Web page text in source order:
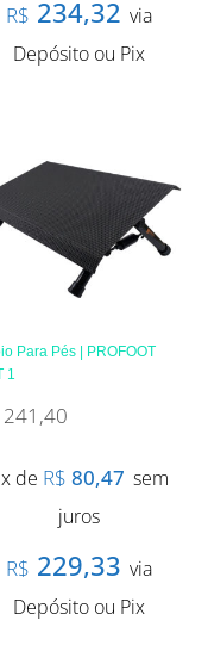
R$ 234,32 via
Depósito ou Pix
Para Pés | PROFOOT
1
241,40
de R$ 80,47 sem
juros
R$ 229,33 via
Depósito ou Pix